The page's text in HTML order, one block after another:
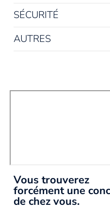
SÉCURITÉ
AUTRES
Vous trouverez
forcément une
de chez vous.